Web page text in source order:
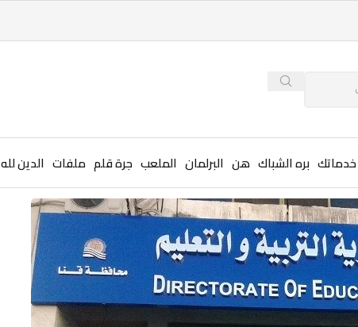
خدماتك بره الشباك هن البرلمان الملعب جرة قلم ملفات الدين لله